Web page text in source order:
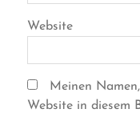
Website
Meinen
Website in diesem